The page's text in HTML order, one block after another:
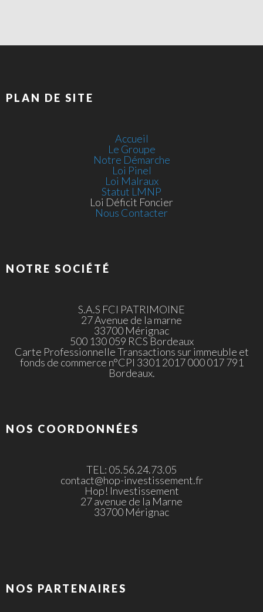
PLAN DE SITE
Accueil
Le Groupe
Notre Démarche
Loi Pinel
Loi Malraux
Statut LMNP
Loi Déficit Foncier
Nous Contacter
NOTRE SOCIÉTÉ
S.A.S FCI PATRIMOINE
27 Avenue de la marne
33700 Mérignac
500 130 059 RCS Bordeaux
Carte Professionnelle Transactions sur immeuble et
fonds de commerce n°CPI 3301 2017 000 017 791
Bordeaux.
NOS COORDONNÉES
TEL: 05.56.24.73.05
contact@hop-investissement.fr
Hop! Investissement
27 avenue de la Marne
33700 Mérignac
NOS PARTENAIRES